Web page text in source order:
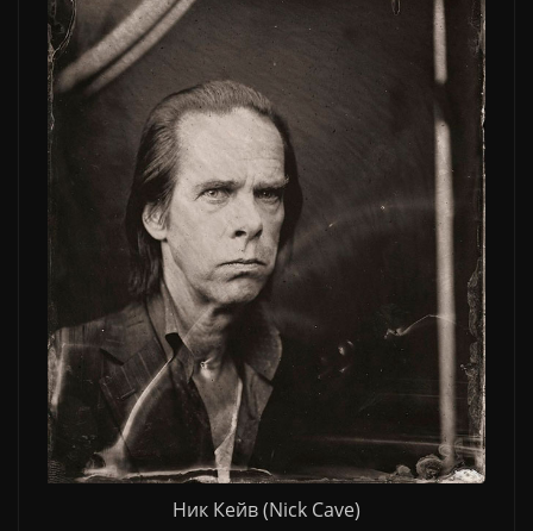
Ник Кейв (Nick Cave)